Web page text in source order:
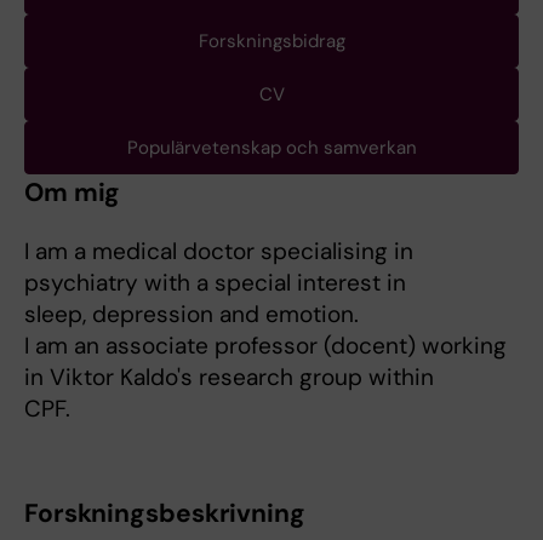
Forskningsbidrag
CV
Populärvetenskap och samverkan
Om mig
I am a medical doctor specialising in
psychiatry with a special interest in
sleep, depression and emotion.
I am an associate professor (docent) working
in Viktor Kaldo's research group within
CPF.
Forskningsbeskrivning